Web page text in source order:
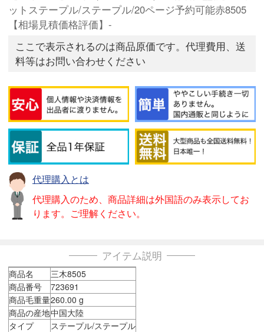
ットステープル/ステープル/20ページ予約可能赤8505
【相場見積価格評価】-
ここで表示されるのは商品原価です。代理費用、送
料等はお問い合わせください
代理購入とは
代理購入のため、商品詳細は外国語のみ表示してお
ります。ご理解ください。
アイテム説明
商品名
三木8505
商品番号
723691
商品毛重量260.00 g
商品の産地中国大陸
タイプ
ステープル/ステープル